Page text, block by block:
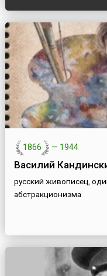
1866 — 1944
Василий
русский живописец,
абстракционизма